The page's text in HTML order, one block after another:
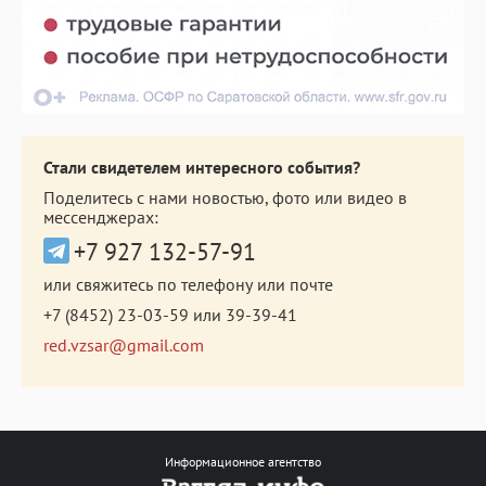
Стали свидетелем интересного события?
Поделитесь с нами новостью, фото или видео в
мессенджерах:
+7 927 132-57-91
или свяжитесь по телефону или почте
+7 (8452) 23-03-59 или 39-39-41
red.vzsar@gmail.com
Информационное агентство